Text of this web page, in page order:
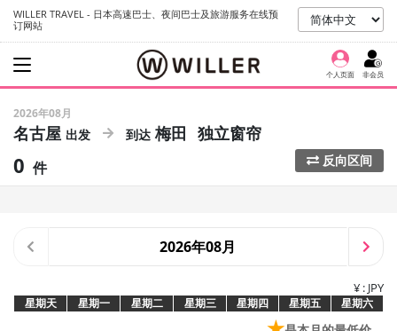
WILLER TRAVEL - 日本高速巴士、夜间巴士及旅游服务在线预
订网站
个人页面 非会员
2026年08月
名古屋 梅田 独立窗帘
0 件 反向区间
2026年08月
¥ : JPY
星期天 星期一 星期二 星期三 星期四 星期五 星期六